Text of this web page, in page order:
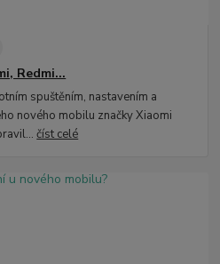
Redmi...
spuštěním, nastavením a
nového mobilu značky Xiaomi
číst celé